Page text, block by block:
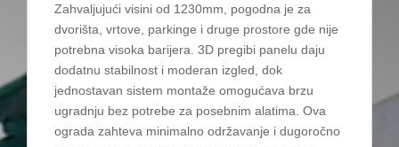
Zahvaljujući visini od 1230mm, pogodna je za
dvorišta, vrtove, parkinge i druge prostore gde nije
potrebna visoka barijera. 3D pregibi panelu daju
dodatnu stabilnost i moderan izgled, dok
jednostavan sistem montaže omogućava brzu
ugradnju bez potrebe za posebnim alatima. Ova
ograda zahteva minimalno održavanje i dugoročno